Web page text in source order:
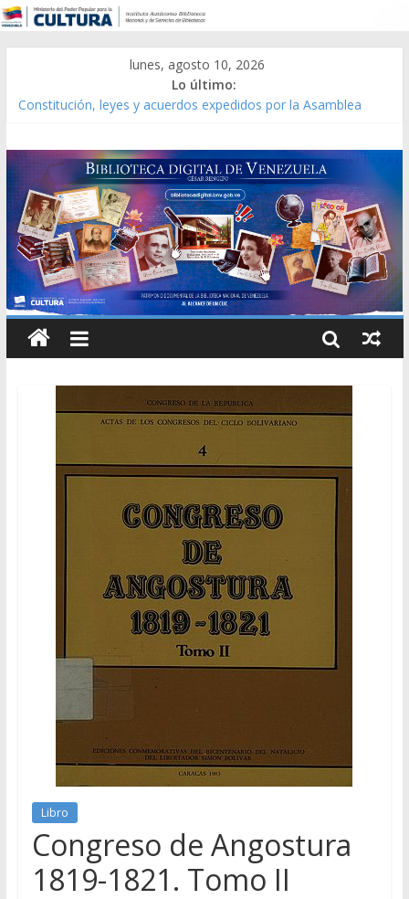
lunes, agosto 10, 2026
Lo último:
Constitución, leyes y acuerdos expedidos por la Asamblea
Modesta Bor Sánchez [material gráfico]
Gaceta Oficial de la República de Venezuela año CXXXIII Mes V,
Caracas 09 de marzo de 2006 N° 38.394
Catálogo temático de obras de Modesta Bor
Libro
Congreso de Angostura
1819-1821. Tomo II